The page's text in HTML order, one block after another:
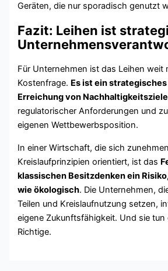
Geräten, die nur sporadisch genutzt
Fazit: Leihen ist
Für Unternehmen ist das Leihen weit
Kostenfrage. Es ist ein
Erreichung von
regulatorischer Anforderungen und
eigenen Wettbewerbsposition.
In einer Wirtschaft, die sich
Kreislaufprinzipien orientiert, ist das
klassischen Besitzdenken ein
wie ökologisch. Die Unternehmen,
Teilen und Kreislaufnutzung setzen,
eigene Zukunftsfähigkeit. Und sie tun
Richtige.